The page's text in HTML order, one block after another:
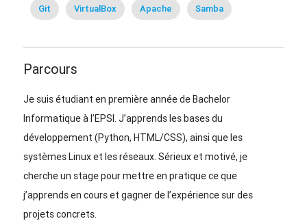
Git VirtualBox Apache Samba
Parcours
Je suis étudiant en première année de Bachelor
Informatique à l’EPSI. J’apprends les bases du
développement (Python, HTML/CSS), ainsi que les
systèmes Linux et les réseaux. Sérieux et motivé, je
cherche un stage pour mettre en pratique ce que
j’apprends en cours et gagner de l’expérience sur des
projets concrets.